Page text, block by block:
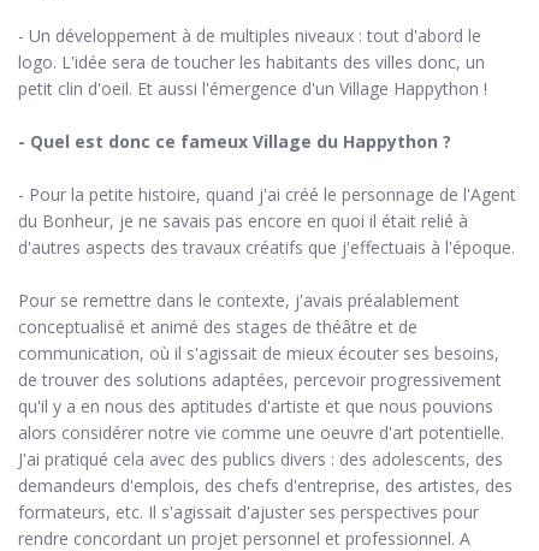
- Un développement à de multiples niveaux : tout d'abord le
logo. L'idée sera de toucher les habitants des villes donc, un
petit clin d'oeil. Et aussi l'émergence d'un Village Happython !
- Quel est donc ce fameux Village du Happython ?
- Pour la petite histoire, quand j'ai créé le personnage de l'Agent
du Bonheur, je ne savais pas encore en quoi il était relié à
d'autres aspects des travaux créatifs que j'effectuais à l'époque.
Pour se remettre dans le contexte, j'avais préalablement
conceptualisé et animé des stages de théâtre et de
communication, où il s'agissait de mieux écouter ses besoins,
de trouver des solutions adaptées, percevoir progressivement
qu'il y a en nous des aptitudes d'artiste et que nous pouvions
alors considérer notre vie comme une oeuvre d'art potentielle.
J'ai pratiqué cela avec des publics divers : des adolescents, des
demandeurs d'emplois, des chefs d'entreprise, des artistes, des
formateurs, etc. Il s'agissait d'ajuster ses perspectives pour
rendre concordant un projet personnel et professionnel. A